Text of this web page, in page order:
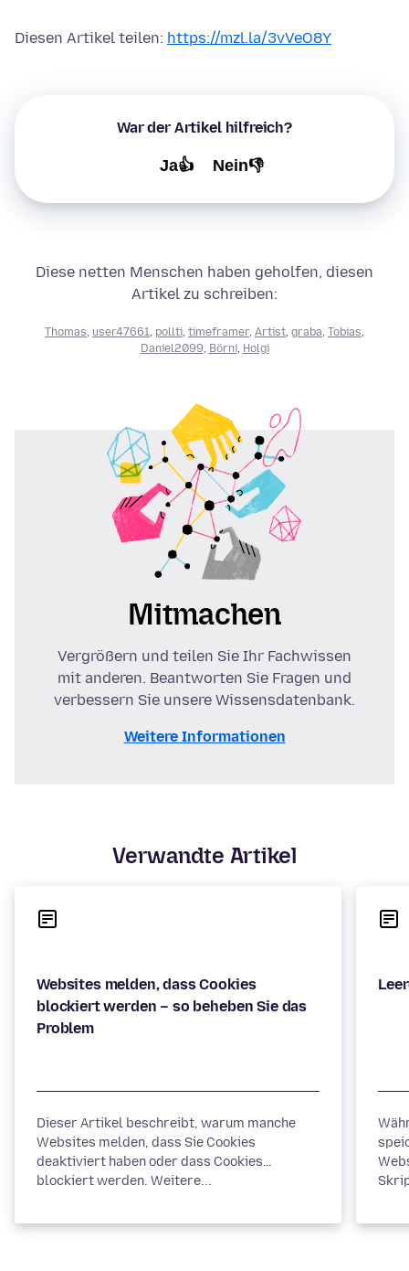
Diesen Artikel teilen: https://mzl.la/3vVeO8Y
War der Artikel hilfreich?
Ja👍 Nein👎
Diese netten Menschen haben geholfen, diesen
Artikel zu schreiben:
Thomas user47661 pollti timeframer, Artist graba Tobias
Daniel2099 Börni, Holgi
Mitmachen
Vergrößern und teilen Sie Ihr Fachwissen
mit anderen. Beantworten Sie Fragen und
verbessern Sie unsere Wissensdatenbank.
Weitere Informationen
Verwandte Artikel
Websites melden, dass Cookies
blockiert werden – so beheben Sie das
Problem
Dieser Artikel beschreibt, warum manche
Websites melden, dass Sie Cookies
deaktiviert haben oder dass Cookies
blockiert werden. Weitere...